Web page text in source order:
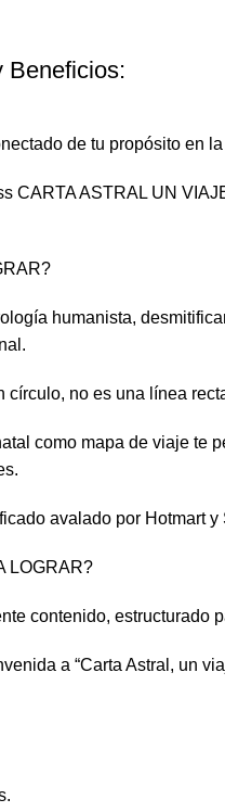
Beneficios:
de tu propósito en
CARTA ASTRAL UN
humanista,
círculo, no es una línea
como mapa de viaje te
avalado por Hotmart y
LOGRAR?
contenido, estructurado
a “Carta Astral, un